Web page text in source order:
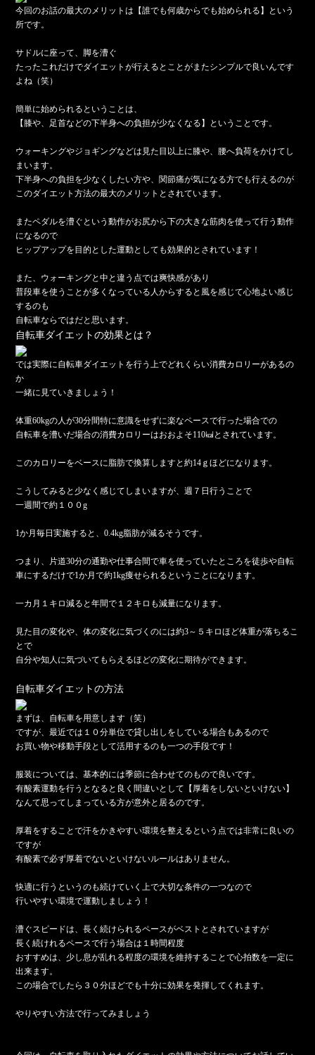
今回のお話の最大のメリットは【誰でも何歳からでも始められる】という
所です。
サドルに座って、脚を漕ぐ
たったこれだけでダイエットが行えるとことがまたシンプルで良いんです
よね（笑）
簡単に始められるということは、
【膝や、足首などの下半身への負担が少なくなる】ということです。
ウォーキングやジョギングなどは見た目以上に膝や、腰へ負荷をかけてし
まいます。
下半身への負担を少なくしたい方や、関節痛が気になる方でも行えるのが
このダイエット方法の最大のメリットとされています。
またペダルを漕ぐという動作がお尻から下の大きな筋肉を使って行う動作
になるので
ヒップアップを目的とした運動としても効果的とされています！
また、ウォーキングと中と違う点では爽快感があり
普段車を使うことが多くなっている人からすると風を感じて心地よい感じ
するのも
自転車ならではだと思います。
自転車ダイエットの効果とは？
では実際に自転車ダイエットを行う上でどれくらい消費カロリーがあるの
か
一緒に見ていきましょう！
体重60kgの人が30分間特に意識をせずに楽なペースで行った場合での
自転車を漕いだ場合の消費カロリーはおおよそ110㎉とされています。
このカロリーをベースに脂肪で換算しますと約14ｇほどになります。
こうしてみると少なく感じてしまいますが、週７日行うことで
一週間で約１００g
1か月毎日実施すると、0.4kg脂肪が減るそうです。
つまり、片道30分の通勤や仕事合間で車を使っていたところを徒歩や自転
車にするだけで1か月で約1kg痩せられるということになります。
一カ月１キロ減ると年間で１２キロも減量になります。
見た目の変化や、体の変化に気づくのには約3～５キロほど体重が落ちるこ
とで
自分や知人に気づいてもらえるほどの変化に期待ができます。
自転車ダイエットの方法
まずは、自転車を用意します（笑）
ですが、最近では１０分単位で貸し出しをしている場合もあるので
お買い物や移動手段として活用するのも一つの手段です！
服装については、基本的には季節に合わせてのもので良いです。
有酸素運動を行うとなると良く間違いとして【厚着をしないといけない】
なんて思ってしまっている方が意外と居るのです。
厚着をすることで汗をかきやすい環境を整えるという点では非常に良いの
ですが
有酸素で必ず厚着でないといけないルールはありません。
快適に行うというのも続けていく上で大切な条件の一つなので
行いやすい環境で運動しましょう！
漕ぐスピードは、長く続けられるペースがベストとされていますが
長く続けれるペースで行う場合は１時間程度
おすすめは、少し息が乱れる程度の環境を維持することで心拍数を一定に
出来ます。
この場合でしたら３０分ほどでも十分に効果を発揮してくれます。
やりやすい方法で行ってみましょう